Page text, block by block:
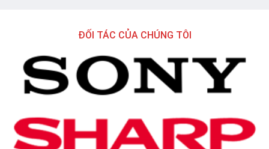
ĐỐI TÁC CỦA CHÚNG TÔI